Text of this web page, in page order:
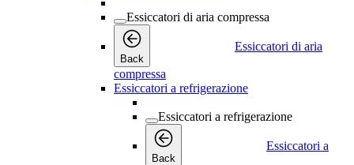
Essiccatori di aria compressa
Back
Essiccatori di aria
compressa
Essiccatori a refrigerazione
Essiccatori a refrigerazione
Back
Essiccatori a